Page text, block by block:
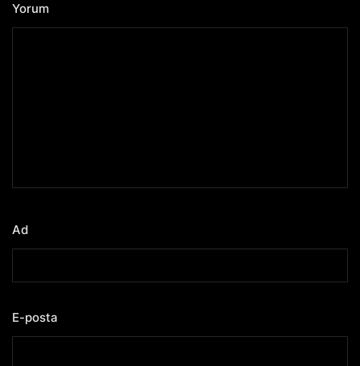
Yorum
Ad
E-posta